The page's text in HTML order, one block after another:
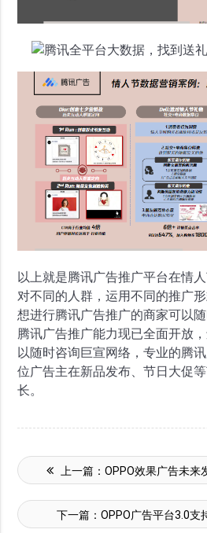
以上就是腾讯广告推广平台在情
对不同的人群，运用不同的推广
想进行腾讯广告推广的商家可以
腾讯广告推广能力现已全面开放
以随时咨询巨宣网络，专业的腾
位广告主在新品发布、节日大促
长。
上一篇： OPPO效果广告未来
下一篇： OPPO广告平台3.0支